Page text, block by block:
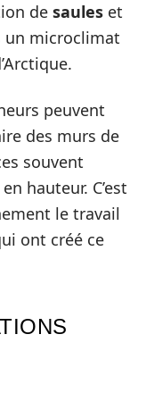
de saules et
un microclimat
peuvent
des murs de
souvent
hauteur. C’est
le travail
ont créé ce